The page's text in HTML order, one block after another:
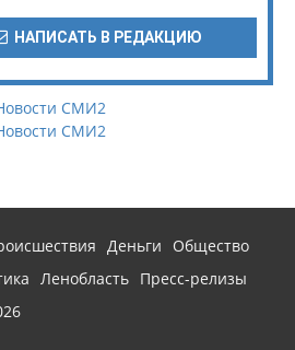
НАПИСАТЬ В РЕДАКЦИЮ
СМИ2
СМИ2
Деньги
Общество
Ленобласть Пресс-релизы